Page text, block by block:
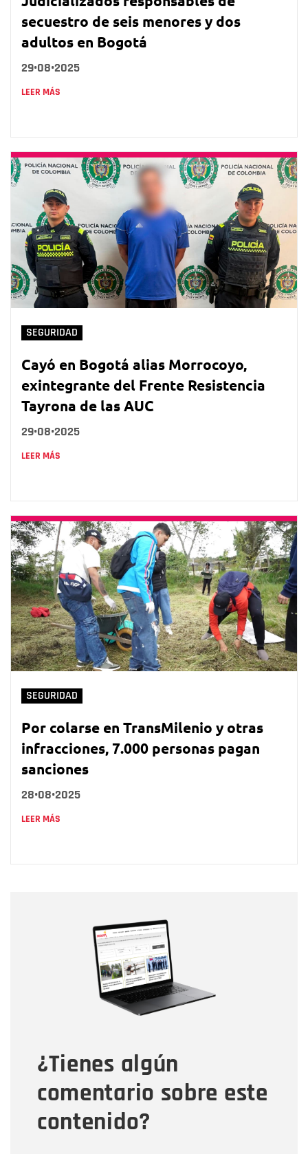
secuestro de seis menores y dos
adultos en Bogotá
29•08•2025
LEER MÁS
SEGURIDAD
Cayó en Bogotá alias Morrocoyo,
exintegrante del Frente Resistencia
Tayrona de las AUC
29•08•2025
LEER MÁS
SEGURIDAD
Por colarse en TransMilenio y otras
infracciones, 7.000 personas pagan
sanciones
28•08•2025
LEER MÁS
¿Tienes algún
comentario sobre este
contenido?
Correo electrónico
Tipo de comentario
Mensaje